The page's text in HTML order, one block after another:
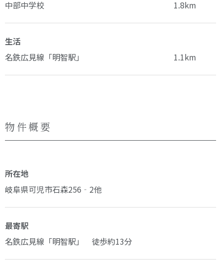
中部中学校 1.8km
生活
名鉄広見線「明智駅」
1.1km
物件概要
所在地
岐阜県可児市石森256‐2他
最寄駅
名鉄広見線「明智駅」 徒歩約13分